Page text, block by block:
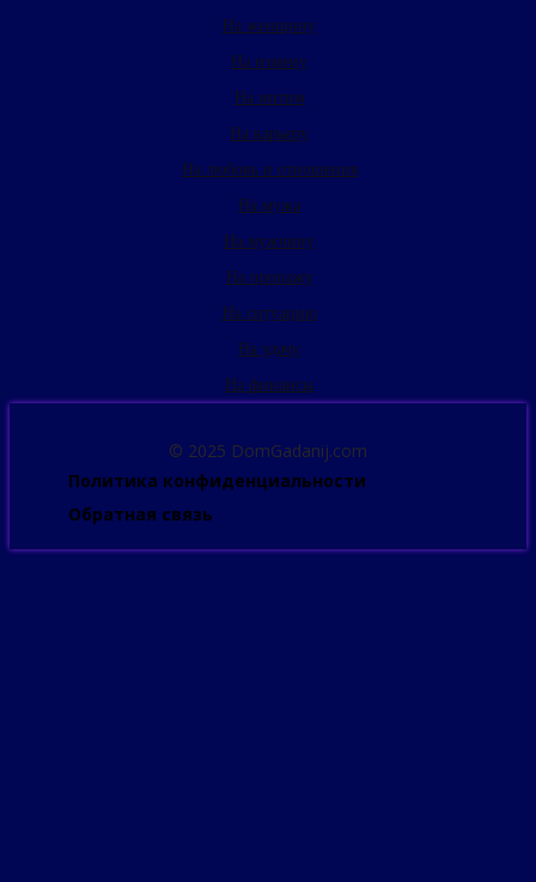
На женщину
На измену
На интим
На карьеру
На любовь и отношения
На мужа
На мужчину
На пропажу
На ситуацию
На удачу
На финансы
© 2025 DomGadanij.com
Политика конфиденциальности
Обратная связь